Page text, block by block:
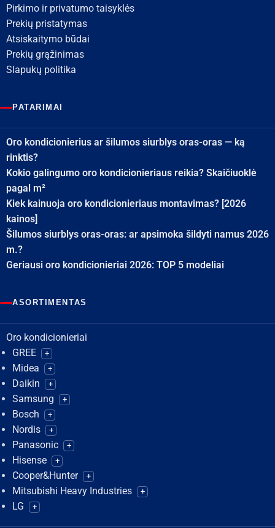
Pirkimo ir privatumo taisyklės
Prekių pristatymas
Atsiskaitymo būdai
Prekių grąžinimas
Slapukų politika
PATARIMAI
Oro kondicionierius ar šilumos siurblys oras-oras — ką
rinktis?
Kokio galingumo oro kondicionieriaus reikia? Skaičiuoklė
pagal m²
Kiek kainuoja oro kondicionieriaus montavimas? [2026
kainos]
Šilumos siurblys oras-oras: ar apsimoka šildyti namus 2026
m.?
Geriausi oro kondicionieriai 2026: TOP 5 modeliai
ASORTIMENTAS
Oro kondicionieriai
GREE
+
Midea +
Daikin +
Samsung +
Bosch +
Nordis +
Panasonic +
Hisense +
Cooper&Hunter +
Mitsubishi Heavy Industries +
LG +